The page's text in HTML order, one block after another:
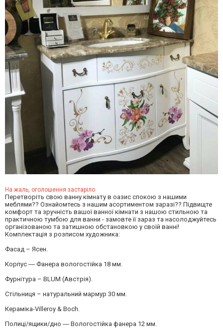
На жаль, оголошення застаріло
Перетворіть свою ванну кімнату в оазис спокою з нашими
меблями?? Ознайомтесь з нашим асортиментом заразі?? Підвищте
комфорт та зручність вашої ванної кімнати з нашою стильною та
практичною тумбою для ванни - замовте її зараз та насолоджуйтесь
організованою та затишною обстановкою у своїй ванні!
Комплектація з розписом художника:
Фасад – Ясен.
Корпус ― Фанера вологостійка 18 мм.
Фурнітура – BLUM (Австрія).
Стільниця – натуральний мармур 30 мм.
Кераміка-Villeroy & Boch.
Полиці/ящики/дно ― Вологостійка фанера 12 мм.